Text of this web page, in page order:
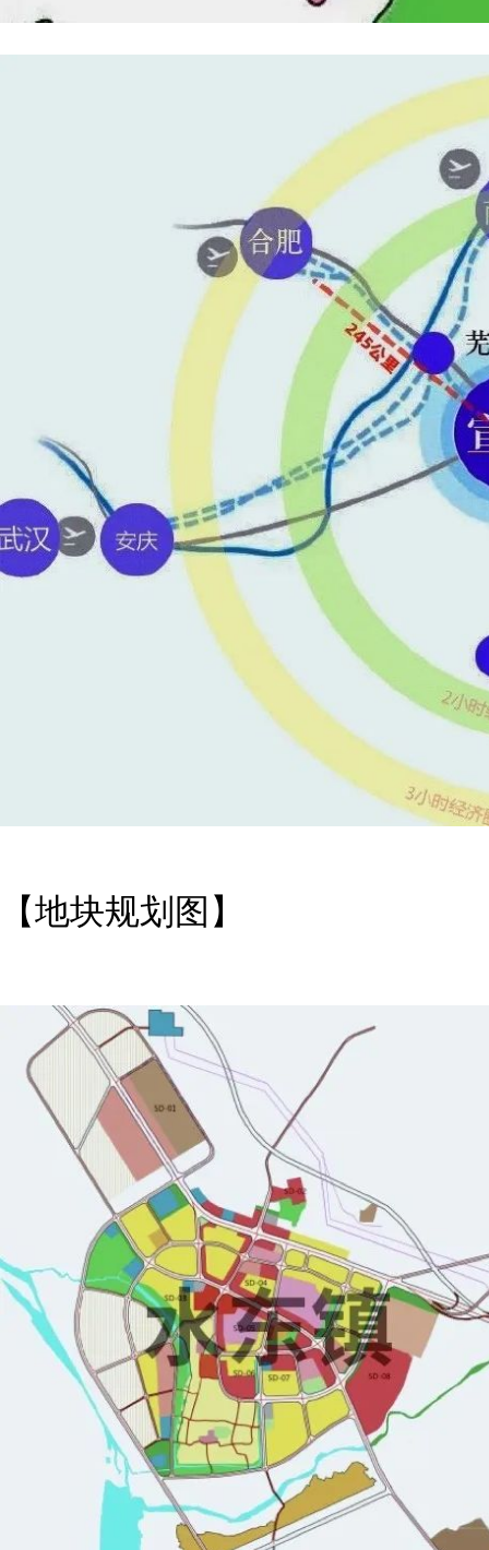
【地块规划图】